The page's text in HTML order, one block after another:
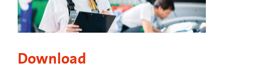
Download